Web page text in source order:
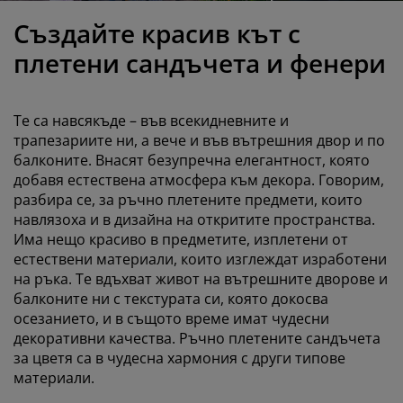
за матрак
матраци
легла
на мебели
осветление
за дома
Създайте красив кът с
плетени сандъчета и фенери
Те са навсякъде – във всекидневните и
трапезариите ни, а вече и във вътрешния двор и по
балконите. Внасят безупречна елегантност, която
добавя естествена атмосфера към декора. Говорим,
разбира се, за ръчно плетените предмети, които
навлязоха и в дизайна на откритите пространства.
Има нещо красиво в предметите, изплетени от
естествени материали, които изглеждат изработени
на ръка. Те вдъхват живот на вътрешните дворове и
балконите ни с текстурата си, която докосва
осезанието, и в същото време имат чудесни
декоративни качества. Ръчно плетените сандъчета
за цветя са в чудесна хармония с други типове
материали.